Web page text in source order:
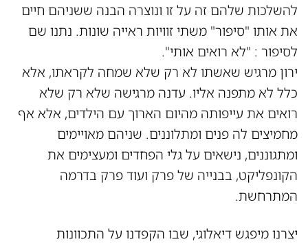
להשלכות שלהם זה על זו ונוצרה הבנה ששניהם חיים
את אותו "סיפור" משתי זוויות ראייה שונות. נתנו שם
לסיפור : "לא רואים אותי".
ירון מרגיש שאשתו לא רק שלא שמחה לקראתו, אלא
כלל לא מתפנה אליו. עדנה מרגישה שלא רק שלא
רואים את עייפותה מהיום הארוך עם הילדים, אלא אף
מחמיצים לה פנים ומתלוננים. שניהם מאויימים
ומתגוננים, נישאים על גלי הפחדים ומעצימים את
הקונפליקט, בבנייה של פרק ועוד פרק בדרמה
המתרחשת.
יצרנו מיפגש דיאלוגי, שבו הקפדנו על התכוונות